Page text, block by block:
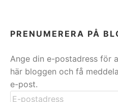
PRENUMERERA PÅ
Ange din e-postadress för
här bloggen och få
e-post.
E-